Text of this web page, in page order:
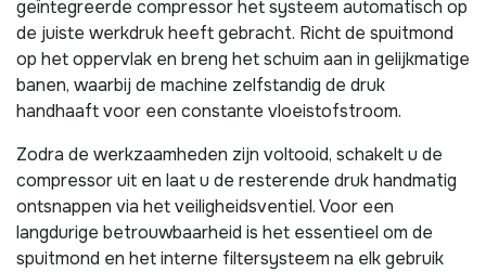
geïntegreerde compressor het systeem automatisch op
de juiste werkdruk heeft gebracht. Richt de spuitmond
op het oppervlak en breng het schuim aan in gelijkmatige
banen, waarbij de machine zelfstandig de druk
handhaaft voor een constante vloeistofstroom.
Zodra de werkzaamheden zijn voltooid, schakelt u de
compressor uit en laat u de resterende druk handmatig
ontsnappen via het veiligheidsventiel. Voor een
langdurige betrouwbaarheid is het essentieel om de
spuitmond en het interne filtersysteem na elk gebruik